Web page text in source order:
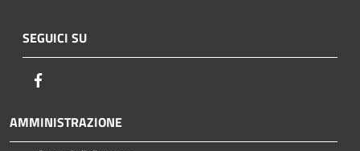
SEGUICI SU
AMMINISTRAZIONE